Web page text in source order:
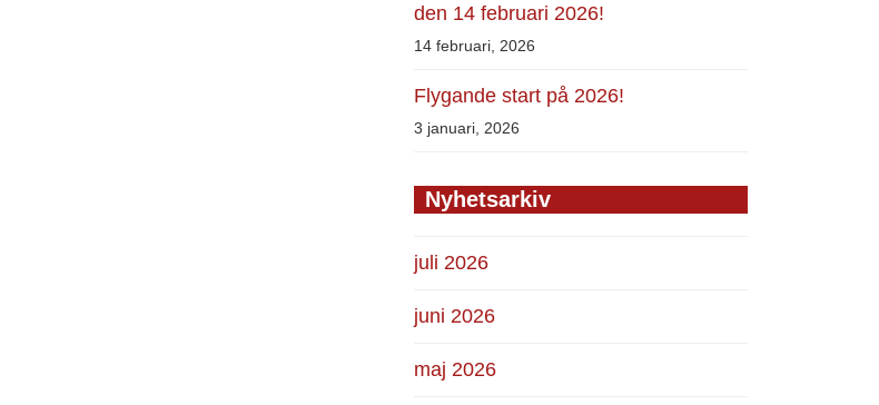
den 14 februari 2026!
14 februari, 2026
Flygande start på 2026!
3 januari, 2026
Nyhetsarkiv
juli 2026
juni 2026
maj 2026